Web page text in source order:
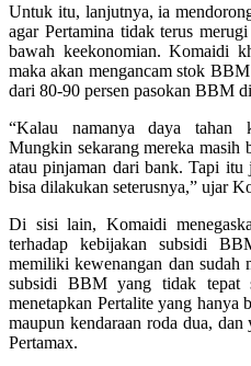
Untuk itu, lanjutnya, ia
agar Pertamina tidak terus
bawah keekonomian. Komaidi
maka akan mengancam stok
dari 80-90 persen pasokan BBM
“Kalau namanya daya tahan
Mungkin sekarang mereka masih
atau pinjaman dari bank. Tapi
bisa dilakukan seterusnya,” ujar
Di sisi lain, Komaidi
terhadap kebijakan subsidi
memiliki kewenangan dan sudah
subsidi BBM yang tidak tepat
menetapkan Pertalite yang
maupun kendaraan roda dua,
Pertamax.